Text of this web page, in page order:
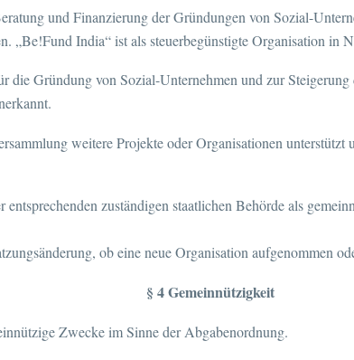
und Finanzierung der Gründungen von Sozial-
„Be!Fund India“ ist als steuerbegünstigte Organisation in
die Gründung von Sozial-Unternehmen und zur
weitere Projekte oder Organisationen
zuständigen staatlichen Behörde als
ob eine neue Organisation aufgenommen
§ 4 Gemeinnützigkeit
Zwecke im Sinne der Abgabenordnung.